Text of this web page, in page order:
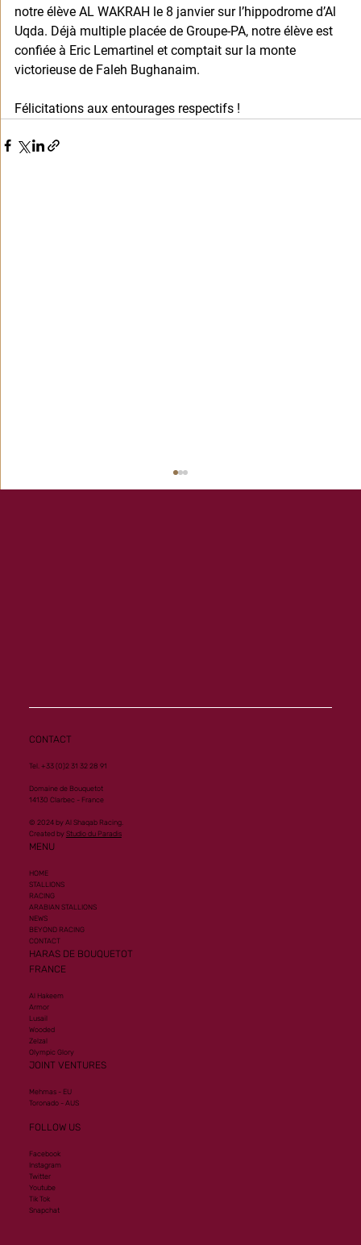
notre élève AL WAKRAH le 8 janvier sur l’hippodrome d’Al
Uqda. Déjà multiple placée de Groupe-PA, notre élève est
confiée à Eric Lemartinel et comptait sur la monte
victorieuse de Faleh Bughanaim.
Félicitations aux entourages respectifs !
CONTACT
Tel. +33 (0)2 31 32 28 91
Domaine de Bouquetot
14130 Clarbec - France
© 2024 by Al Shaqab Racing.
Created by Studio du Paradis
MENU
HOME
STALLIONS
RACING
ARABIAN STALLIONS
NEWS
BEYOND RACING
CONTACT
HARAS DE BOUQUETOT
FRANCE
Al Hakeem
Armor
Lusail
Wooded
Zelzal
Olympic Glory
JOINT VENTURES
Mehmas - EU
Toronado - AUS
FOLLOW US
Facebook
Instagram
Twitter
Youtube
Tik Tok
Snapchat